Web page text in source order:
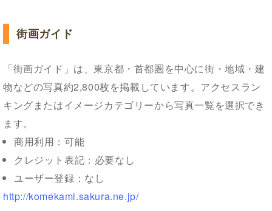
街画ガイド
「街画ガイド」は、東京都・首都圏を中心に街・地域・建
物などの写真約2,800枚を掲載しています。アクセスラン
キングまたはイメージカテゴリーから写真一覧を選択でき
ます。
商用利用：可能
クレジット表記：必要なし
ユーザー登録：なし
http://komekami.sakura.ne.jp/